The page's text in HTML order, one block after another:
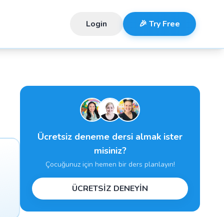
Login 🎉 Try Free
Ücretsiz deneme dersi almak ister
misiniz?
Çocuğunuz için hemen bir ders planlayın!
ÜCRETSİZ DENEYİN